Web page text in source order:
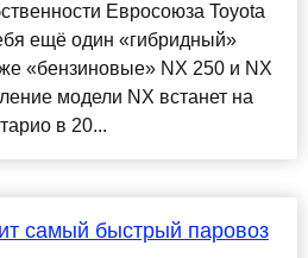
Евросоюза Toyota
ещё один «гибридный»
«бензиновые» NX 250 и NX
модели NX встанет на
в 20...
самый быстрый паровоз